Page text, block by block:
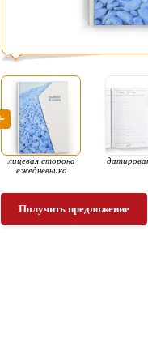
лицевая сторона
ежедневника
Получить предложение